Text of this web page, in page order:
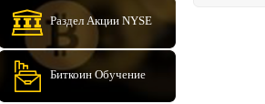
Раздел Акции NYSE
Биткоин Обучение